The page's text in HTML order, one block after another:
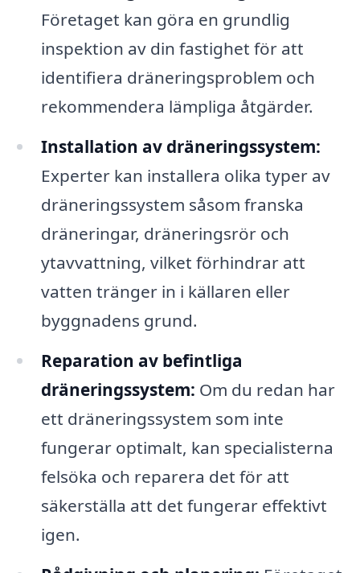
Företaget kan göra en grundlig
inspektion av din fastighet för att
identifiera dräneringsproblem och
rekommendera lämpliga åtgärder.
Installation av dräneringssystem:
Experter kan installera olika typer av
dräneringssystem såsom franska
dräneringar, dräneringsrör och
ytavvattning, vilket förhindrar att
vatten tränger in i källaren eller
byggnadens grund.
Reparation av befintliga
dräneringssystem: Om du redan har
ett dräneringssystem som inte
fungerar optimalt, kan specialisterna
felsöka och reparera det för att
säkerställa att det fungerar effektivt
igen.